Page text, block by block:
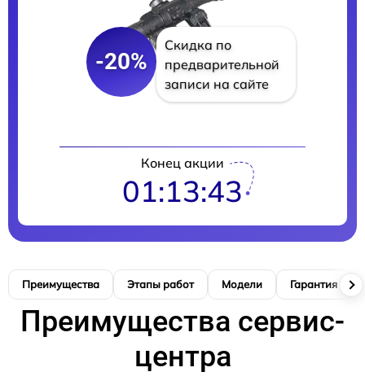
-20%
Скидка по
предварительной
записи на сайте
Конец акции
01:13:42
Преимущества Этапы работ Модели Гарантия
Преимущества сервис-
центра